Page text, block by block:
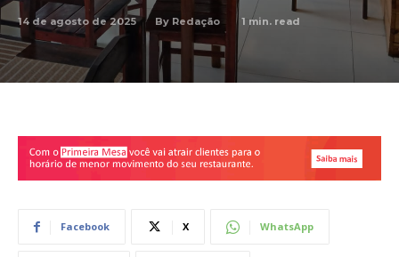
14 de agosto de 2025 By Redação 1 min. read
Facebook X WhatsApp